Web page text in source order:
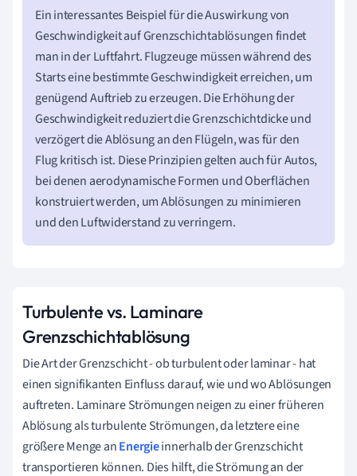
Ein interessantes Beispiel für die Auswirkung von
Geschwindigkeit auf Grenzschichtablösungen findet
man in der Luftfahrt. Flugzeuge müssen während des
Starts eine bestimmte Geschwindigkeit erreichen, um
genügend Auftrieb zu erzeugen. Die Erhöhung der
Geschwindigkeit reduziert die Grenzschichtdicke und
verzögert die Ablösung an den Flügeln, was für den
Flug kritisch ist. Diese Prinzipien gelten auch für Autos,
bei denen aerodynamische Formen und Oberflächen
konstruiert werden, um Ablösungen zu minimieren
und den Luftwiderstand zu verringern.
Turbulente vs. Laminare
Grenzschichtablösung
Die Art der Grenzschicht - ob turbulent oder laminar - hat
einen signifikanten Einfluss darauf, wie und wo Ablösungen
auftreten. Laminare Strömungen neigen zu einer früheren
Ablösung als turbulente Strömungen, da letztere eine
größere Menge anEnergieinnerhalb der Grenzschicht
transportieren können. Dies hilft, die Strömung an der